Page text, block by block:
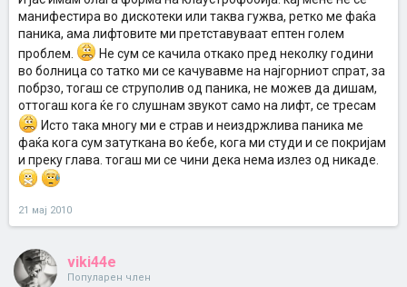
манифестира во дискотеки или таква гужва, ретко ме фаќа
паника, ама лифтовите ми претставуваат ептен голем
проблем.
Не сум се качила откако пред неколку години
во болница со татко ми се качувавме на најгорниот спрат, за
побрзо, тогаш се струполив од паника, не можев да дишам,
оттогаш кога ќе го слушнам звукот само на лифт, се тресам
Исто така многу ми е страв и неиздржлива паника ме
фаќа кога сум затуткана во ќебе, кога ми студи и се покријам
и преку глава. тогаш ми се чини дека нема излез од никаде.
21 мај 2010
viki44e
Популарен член